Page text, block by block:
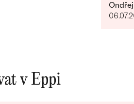
Ondřej
v Eppi